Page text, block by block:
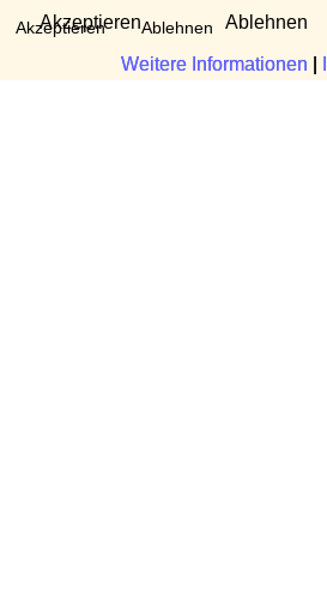
Akzeptieren Ablehnen
Weitere Informationen
Akzeptieren Ablehnen
Weitere Informationen